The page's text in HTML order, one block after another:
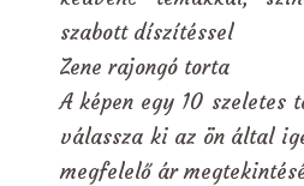
szabott díszítéssel
Zene rajongó torta
A képen egy 10 szeletes
válassza ki az ön által
megfelelő ár